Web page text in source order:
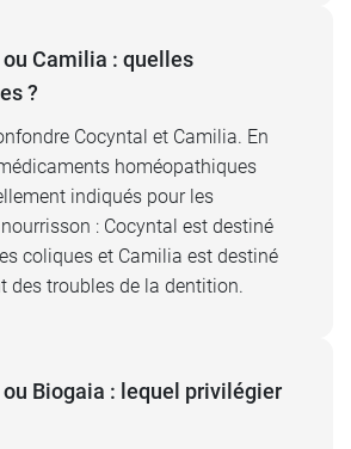
Camilia : quelles
?
Cocyntal et Camilia. En
homéopathiques
indiqués pour les
: Cocyntal est destiné
coliques et Camilia est destiné
des troubles de la dentition.
Biogaia : lequel privilégier